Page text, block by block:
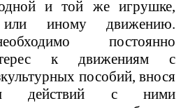
и той же игрушке,
иному движению.
постоянно
к движениям с
пособий, внося
действий с ними